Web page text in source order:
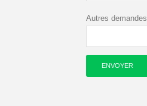
Autres demandes